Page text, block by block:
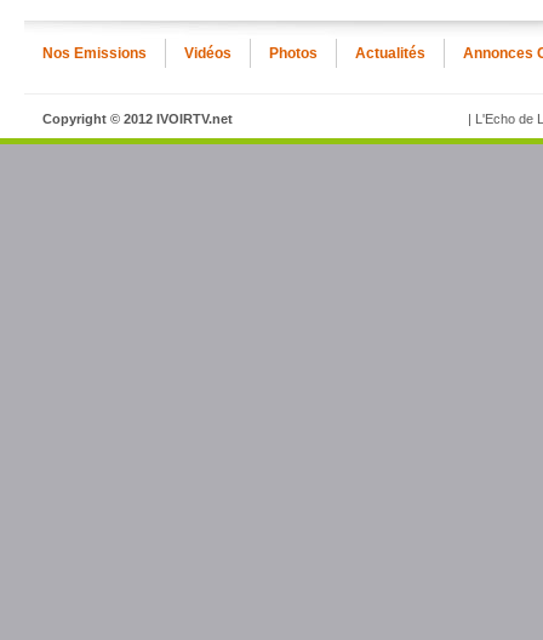
Nos Emissions Vidéos Photos Actualités Annonces
Copyright © 2012 IVOIRTV.net | L'Echo de